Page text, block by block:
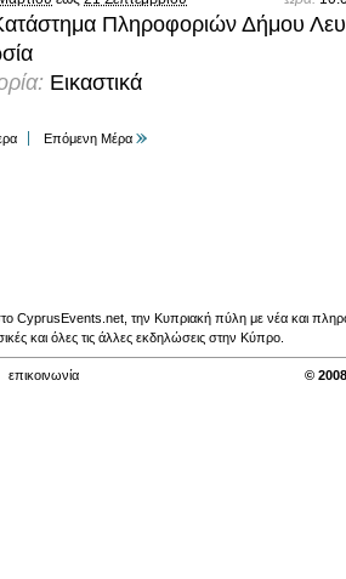
Πληροφοριών Δήμου
Εικαστικά
Επόμενη Μέρα
CyprusEvents.net, την Κυπριακή πύλη με νέα και
και όλες τις άλλες εκδηλώσεις στην Κύπρο.
επικοινωνία ©